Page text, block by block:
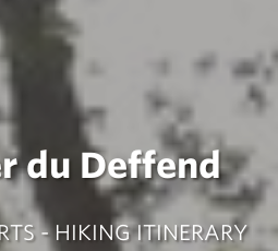
du Deffend
- HIKING ITINERARY